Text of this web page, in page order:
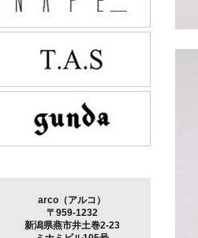
arco（アルコ）
〒959-1232
新潟県燕市井土巻2-23